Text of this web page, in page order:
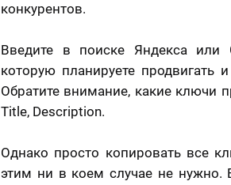
конкурентов.
Введите в поиске Яндекса или
которую планируете продвигать
Обратите внимание, какие ключи
Title, Description.
Однако просто копировать все
этим ни в коем случае не нужно.